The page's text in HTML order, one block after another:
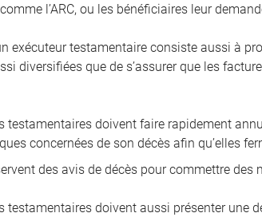
l’ARC, ou les bénéficiaires leur
exécuteur testamentaire consiste aussi à
diversifiées que de s’assurer que les
testamentaires doivent faire rapidement
concernées de son décès afin qu’elles
des avis de décès pour commettre des
testamentaires doivent aussi présenter une